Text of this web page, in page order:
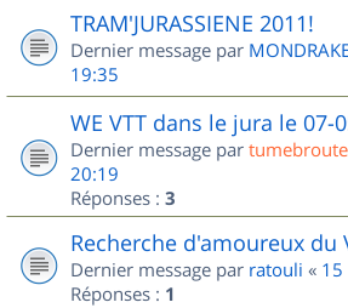
TRAM'JURASSIENE 2011!
Dernier message par
19:35
WE VTT dans le jura le 07-
Dernier message par
20:19
Réponses : 3
Recherche d'amoureux du
Dernier message par ratouli « 15
Réponses : 1